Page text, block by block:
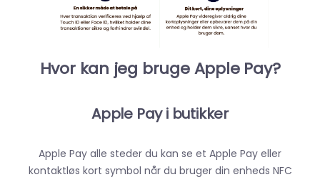
Hvor kan jeg bruge Apple Pay?
Apple Pay i butikker
Apple Pay alle steder du kan se et Apple Pay eller
kontaktløs kort symbol når du bruger din enheds NFC